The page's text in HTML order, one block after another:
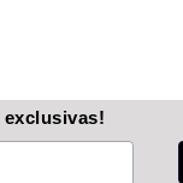
exclusivas!